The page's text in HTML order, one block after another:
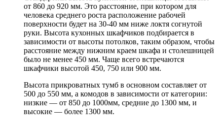
от 860 до 920 мм. Это расстояние, при котором для
человека среднего роста расположение рабочей
поверхности будет на 30-40 мм ниже локтя согнутой
руки. Высота кухонных шкафчиков подбирается в
зависимости от высоты потолков, таким образом, чтобы
расстояние между нижним краем шкафа и столешницей
было не менее 450 мм. Чаще всего встречаются
шкафчики высотой 450, 750 или 900 мм.
Высота прикроватных тумб в основном составляет от
500 до 550 мм, а комодов в зависимости от категории:
низкие — от 850 до 1000мм, средние до 1300 мм, и
высокие — более 1300 мм.